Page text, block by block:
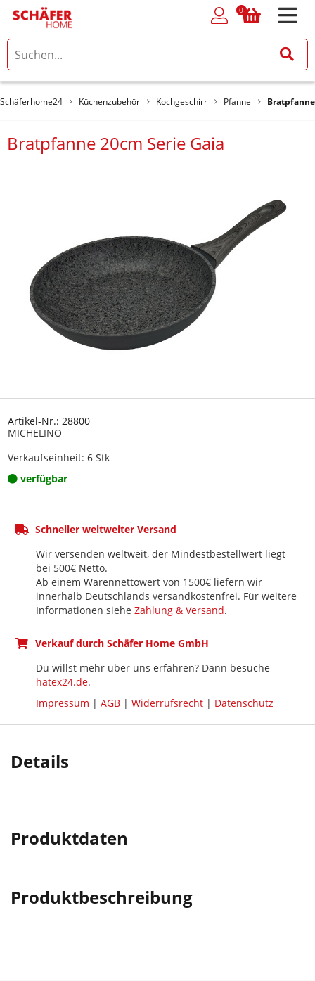
0
0
Schäferhome24 Küchenzubehör Kochgeschirr Pfanne
Bratpfanne 20cm Serie Gaia
Artikel-Nr.: 28800
MICHELINO
Verkaufseinheit: 6 Stk
verfügbar
Schneller weltweiter Versand
Wir versenden weltweit, der Mindestbestellwert liegt
bei 500€ Netto.
Ab einem Warennettowert von 1500€ liefern wir
innerhalb Deutschlands versandkostenfrei. Für weitere
Informationen siehe Zahlung & Versand.
Verkauf durch Schäfer Home GmbH
Du willst mehr über uns erfahren? Dann besuche
hatex24.de.
Impressum | AGB | Widerrufsrecht | Datenschutz
Details
Produktdaten
Produktbeschreibung